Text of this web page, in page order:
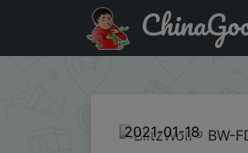
Код на знижку BGBTJU07
2021-01-18